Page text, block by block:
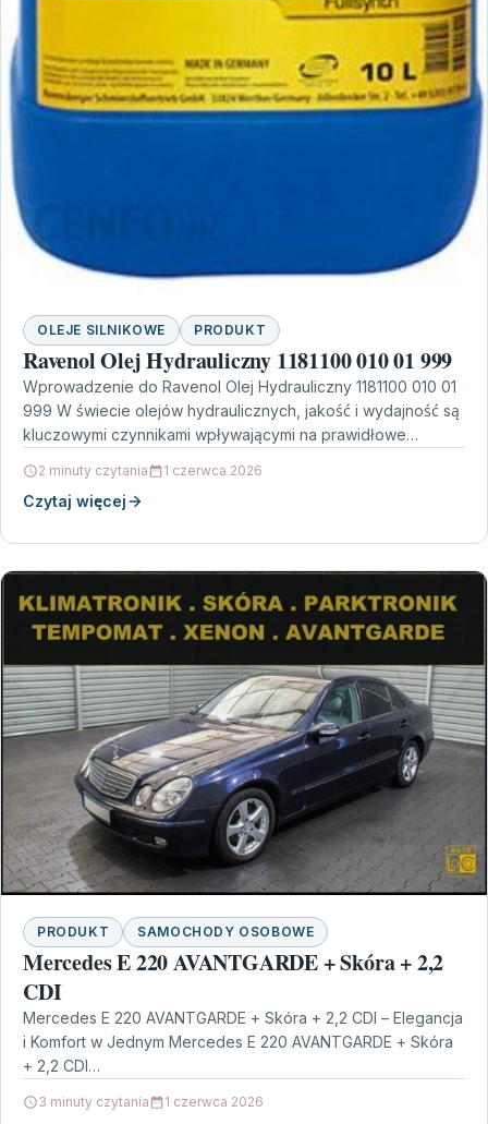
OLEJE SILNIKOWE PRODUKT
Ravenol Olej Hydrauliczny 1181100 010 01 999
Wprowadzenie do Ravenol Olej Hydrauliczny 1181100 010 01
999 W świecie olejów hydraulicznych, jakość i wydajność są
kluczowymi czynnikami wpływającymi na prawidłowe
2 minuty czytania 1 czerwca 2026
Czytaj więcej
PRODUKT SAMOCHODY OSOBOWE
Mercedes E 220 AVANTGARDE + Skóra + 2,2
CDI
Mercedes E 220 AVANTGARDE + Skóra + 2,2 CDI – Elegancja
i Komfort w Jednym Mercedes E 220 AVANTGARDE + Skóra
+ 2,2 CDI…
3 minuty czytania 1 czerwca 2026